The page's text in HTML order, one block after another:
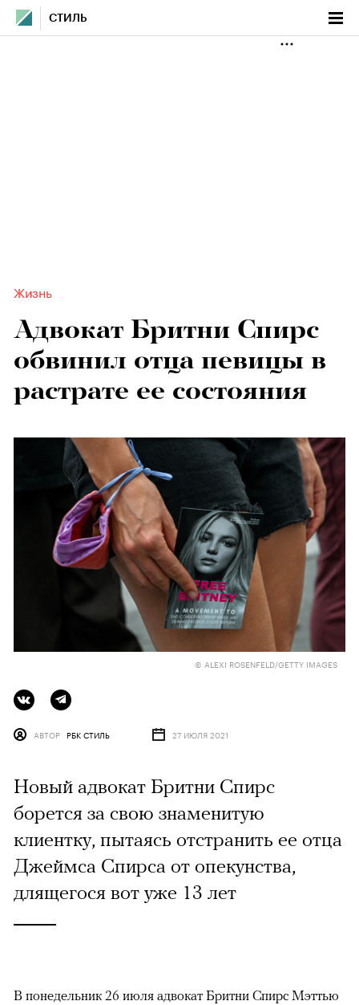
СТИЛЬ
Жизнь
Адвокат Бритни Спирс
обвинил отца певицы в
растрате ее состояния
© ALEXI ROSENFELD/GETTY IMAGES
АВТОР РБК СТИЛЬ 27 ИЮЛЯ 2021
Новый адвокат Бритни Спирс
борется за свою знаменитую
клиентку, пытаясь отстранить ее отца
Джеймса Спирса от опекунства,
длящегося вот уже 13 лет
В понедельник 26 июля адвокат Бритни Спирс Мэттью